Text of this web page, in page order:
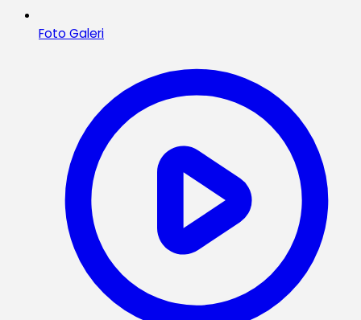
Foto Galeri